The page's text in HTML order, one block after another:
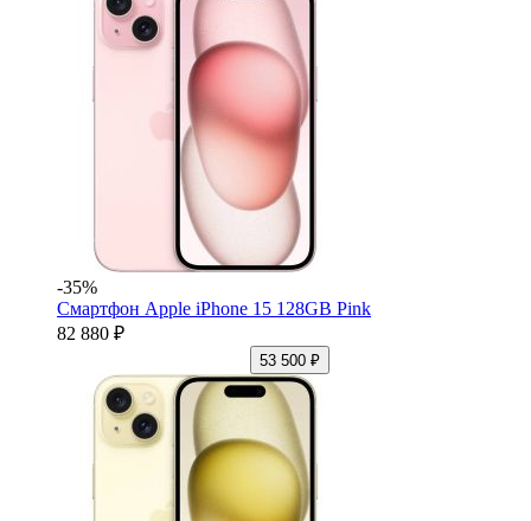
-35%
Смартфон Apple iPhone 15 128GB Pink
82 880 ₽
53 500 ₽